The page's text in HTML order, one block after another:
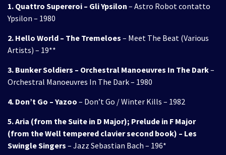
1. Quattro Supereroi – Gli Ypsilon – Astro Robot contatto
Ypsilon – 1980
2. Hello World – The Tremeloes – Meet The Beat (Various
Artists) – 19**
3. Bunker Soldiers – Orchestral Manoeuvres In The Dark–
Orchestral Manoeuvres In The Dark – 1980
4. Don’t Go – Yazoo – Don’t Go / Winter Kills – 1982
5. Aria (from the Suite in D Major); Prelude in F Major
(from the Well tempered clavier second book) – Les
Swingle Singers – Jazz Sebastian Bach – 196*